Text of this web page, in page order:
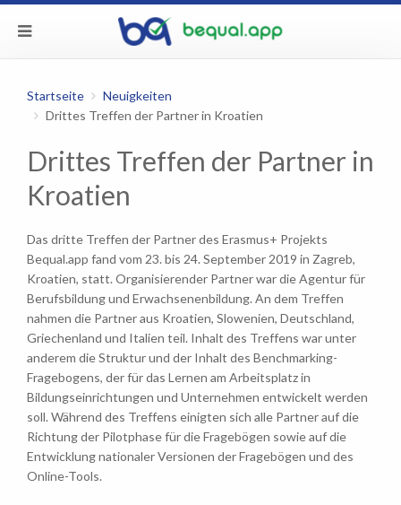
Startseite
Neuigkeiten
Drittes Treffen der Partner in Kroatien
Drittes Treffen der Partner in
Kroatien
Das dritte Treffen der Partner des Erasmus+ Projekts
Bequal.app fand vom 23. bis 24. September 2019 in Zagreb,
Kroatien, statt. Organisierender Partner war die Agentur für
Berufsbildung und Erwachsenenbildung. An dem Treffen
nahmen die Partner aus Kroatien, Slowenien, Deutschland,
Griechenland und Italien teil. Inhalt des Treffens war unter
anderem die Struktur und der Inhalt des Benchmarking-
Fragebogens, der für das Lernen am Arbeitsplatz in
Bildungseinrichtungen und Unternehmen entwickelt werden
soll. Während des Treffens einigten sich alle Partner auf die
Richtung der Pilotphase für die Fragebögen sowie auf die
Entwicklung nationaler Versionen der Fragebögen und des
Online-Tools.